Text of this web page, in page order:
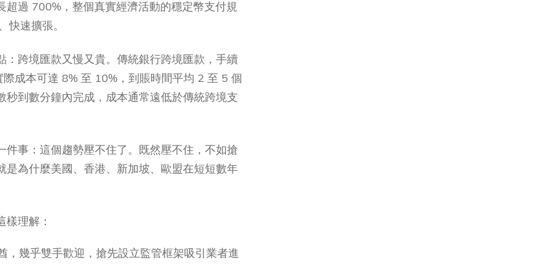
過 700%，整個真實經濟活動的穩定幣支付規
速擴張。
跨境匯款又慢又貴。傳統銀行跨境匯款，手續
成本可達 8% 至 10%，到賬時間平均 2 至 5 個
到數分鐘內完成，成本通常遠低於傳統跨境支
事：這個趨勢壓不住了。既然壓不住，不如搶
為什麼美國、香港、新加坡、歐盟在短短數年
理解：
，幾乎雙手歡迎，搶先設立監管框架吸引業者進